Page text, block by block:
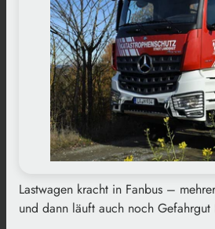
Lastwagen kracht in Fanbus –
und dann läuft auch noch Gefahrgut